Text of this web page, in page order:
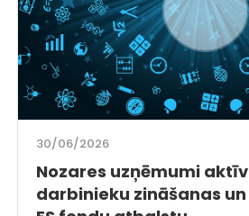
30/06/2026
Nozares uzņēmumi
darbinieku zināšanas